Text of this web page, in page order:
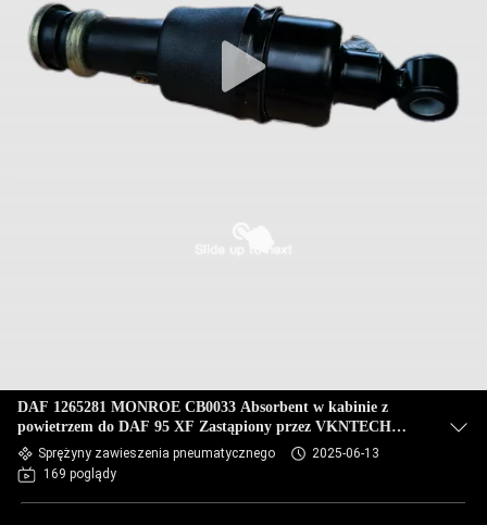
DAF 1265281 MONROE CB0033 Absorbent w kabinie z
powietrzem do DAF 95 XF Zastąpiony przez VKNTECH
1S1265281
Sprężyny zawieszenia pneumatycznego
2025-06-13
169 poglądy